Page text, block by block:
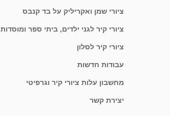
ציורי שמן ואקריליק על בד קנבס
ציורי קיר לגני ילדים, ביתי ספר ומוסדות
ציורי קיר לסלון
עבודות חדשות
מחשבון עלות ציורי קיר וגרפיטי
יצירת קשר